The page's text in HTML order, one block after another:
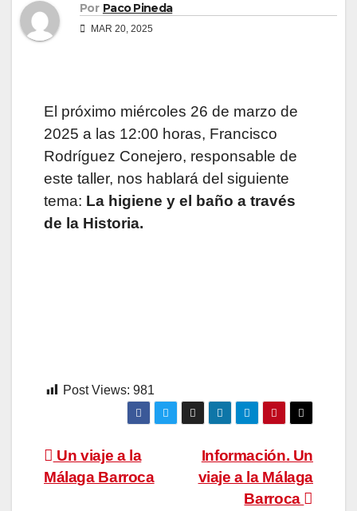
Por Paco Pineda
MAR 20, 2025
El próximo miércoles 26 de marzo de
2025 a las 12:00 horas, Francisco
Rodríguez Conejero, responsable de
este taller, nos hablará del siguiente
tema: La higiene y el baño a través
de la Historia.
Post Views: 981
Navegación
de
Información. Un
viaje a la Málaga
Barroca
Un viaje a la
Málaga Barroca